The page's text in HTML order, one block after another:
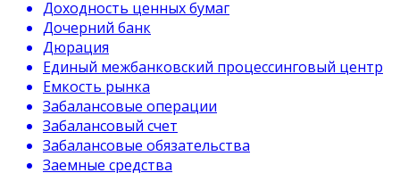
Доходность ценных бумаг
Дочерний банк
Дюрация
Единый межбанковский процессинговый центр
Емкость рынка
Забалансовые операции
Забалансовый счет
Забалансовые обязательства
Заемные средства